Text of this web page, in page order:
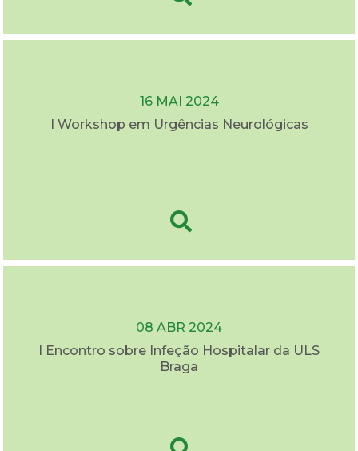
16 MAI 2024
I Workshop em Urgências Neurológicas
08 ABR 2024
I Encontro sobre Infeção Hospitalar da ULS
Braga